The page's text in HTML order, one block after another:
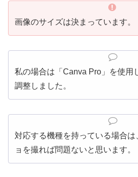
画像のサイズは決まっています。
私の場合は「Canva Pro」を使用
調整しました。
対応する機種を持っている場合
ョを撮れば問題ないと思います。